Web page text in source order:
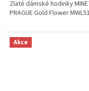
Zlaté dámské hodinky
PRAGUE Gold Flower
Akce